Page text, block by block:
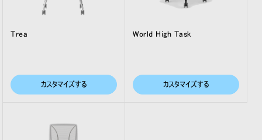
Trea
カスタマイズする
World High Task
カスタマイズする